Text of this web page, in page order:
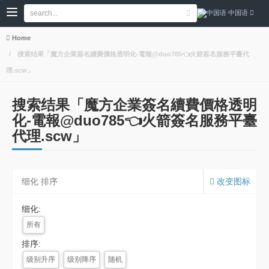
中国语
Home
搜索结果「魔方企業簽名續費價格透明化-電報@duo785👈火箭簽名服務平臺代
理.scw」
搜索结果「魔方企業簽名續費價格透明
化-電報@duo785👈火箭簽名服務平臺
代理.scw」
细化 排序 改变图标
细化:
所有
排序:
级别升序 级别降序 随机